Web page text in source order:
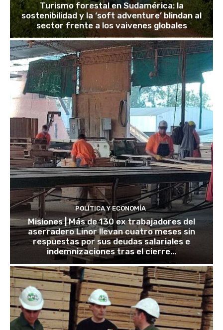
Turismo forestal en Sudamérica: la
sostenibilidad y la ‘soft adventure’ blindan al
sector frente a los vaivenes globales
POLÍTICA Y ECONOMÍA
Misiones | Más de 130 ex trabajadores del
aserradero Linor llevan cuatro meses sin
respuestas por sus deudas salariales e
indemnizaciones tras el cierre...